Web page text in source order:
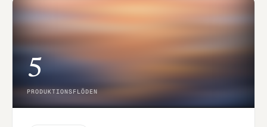
5
PRODUKTIONSFLÖDEN